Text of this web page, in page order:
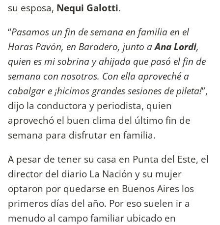
su esposa, Nequi Galotti.
“Pasamos un fin de semana en familia en el
Haras Pavón, en Baradero, junto aAna Lordi,
quien es mi sobrina y ahijada que pasó el fin de
semana con nosotros. Con ella aproveché a
cabalgar e ¡hicimos grandes sesiones de pileta!”,
dijo la conductora y periodista, quien
aprovechó el buen clima del último fin de
semana para disfrutar en familia.
A pesar de tener su casa en Punta del Este, el
director del diario La Nación y su mujer
optaron por quedarse en Buenos Aires los
primeros días del año. Por eso suelen ir a
menudo al campo familiar ubicado en